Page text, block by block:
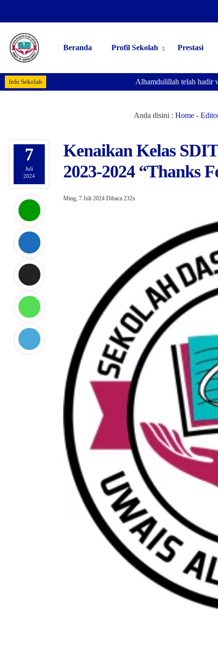
Beranda Profil Sekolah Prestasi
Info Sekolah Alhamdulillah telah hadir
Anda disini : Home -
7
Juli
2024
Kenaikan Kelas
2023-2024 “Thanks
Ming, 7 Juli 2024 Dibaca 232x